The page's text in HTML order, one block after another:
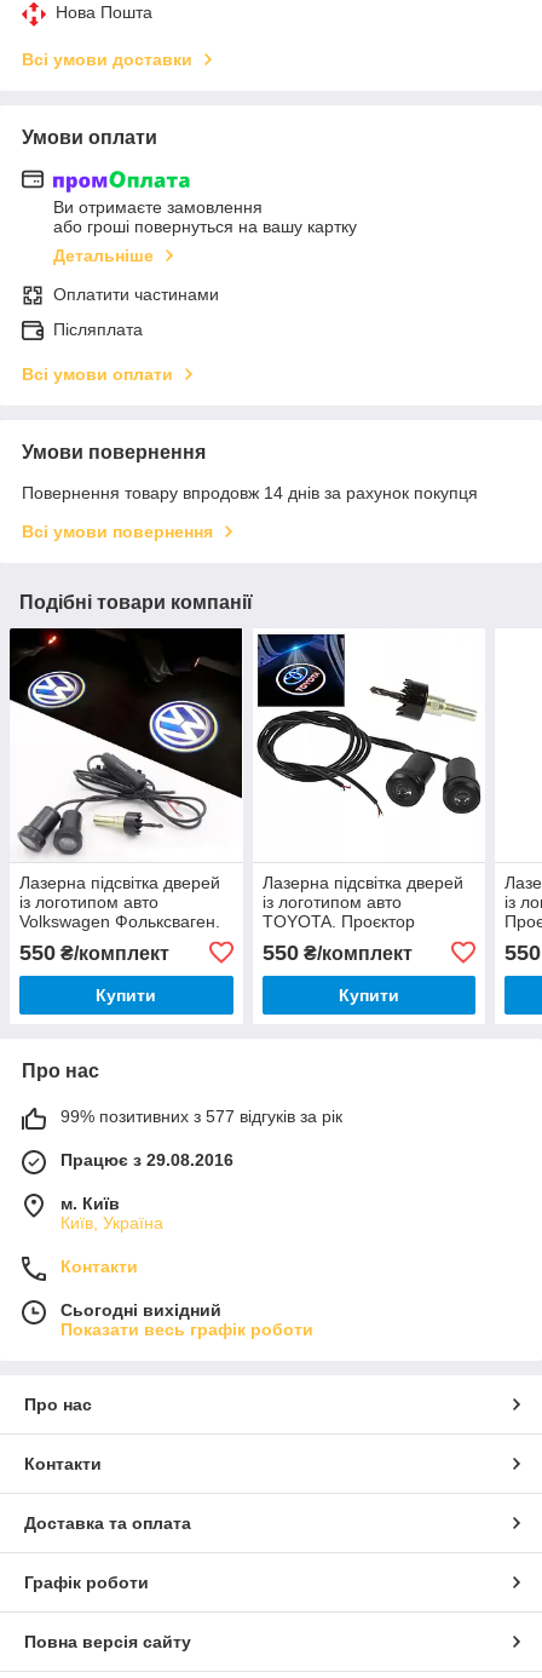
Нова Пошта
Всі умови доставки
Умови оплати
Ви отримаєте замовлення
або гроші повернуться на вашу картку
Детальніше
Оплатити частинами
Післяплата
Всі умови оплати
Умови повернення
Повернення товару впродовж 14 днів за рахунок покупця
Всі умови повернення
Подібні товари компанії
Лазерна підсвітка дверей
із логотипом авто
Volkswagen Фольксваген.
машину комплект 2 шт.
550 ₴/комплект
Купити
Лазерна підсвітка дверей
із логотипом авто
TOYOTA. Проєктор
комплект 2 шт.
550₴/комплект
Купити
із
550
Про нас
99% позитивних з 577 відгуків за рік
Працює з 29.08.2016
м. Київ
Київ, Україна
Контакти
Сьогодні вихідний
Показати весь графік роботи
Про нас
Контакти
Доставка та оплата
Графік роботи
Повна версія сайту